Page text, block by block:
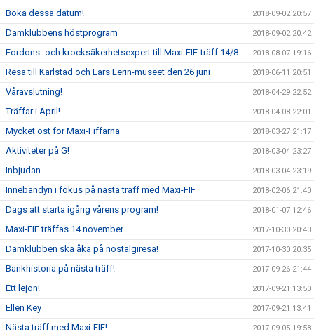
Boka dessa datum! 2018-09-02 20:57
Damklubbens höstprogram 2018-09-02 20:42
Fordons- och krocksäkerhetsexpert till Maxi-FIF-träff 14/8 2018-08-07 19:16
Resa till Karlstad och Lars Lerin-museet den 26 juni 2018-06-11 20:51
Våravslutning! 2018-04-29 22:52
Träffar i April! 2018-04-08 22:01
Mycket ost för Maxi-Fiffarna 2018-03-27 21:17
Aktiviteter på G! 2018-03-04 23:27
Inbjudan 2018-03-04 23:19
Innebandyn i fokus på nästa träff med Maxi-FIF 2018-02-06 21:40
Dags att starta igång vårens program! 2018-01-07 12:46
Maxi-FIF träffas 14 november 2017-10-30 20:43
Damklubben ska åka på nostalgiresa! 2017-10-30 20:35
Bankhistoria på nästa träff! 2017-09-26 21:44
Ett lejon! 2017-09-21 13:50
Ellen Key 2017-09-21 13:41
Nästa träff med Maxi-FIF! 2017-09-05 19:58